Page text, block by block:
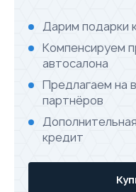
Дарим подарки
Компенсируем
автосалона
Предлагаем на
партнёров
кредит